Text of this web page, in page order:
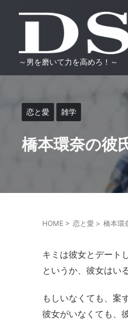
～男を磨いて力を高めろ！～
恋と愛 雑学
橋本環奈の彼
HOME > 恋と愛 > 橋本環
キミは彼女とデート
というか、彼女はい
もしいなくても、案
彼女がいなくても、